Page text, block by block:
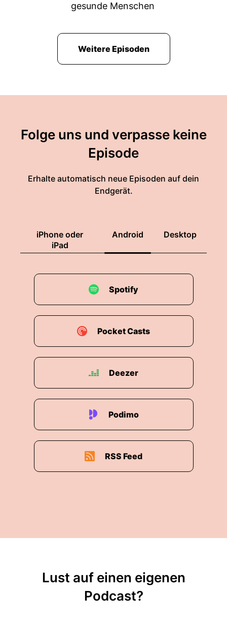
gesunde Menschen
Weitere Episoden
Folge uns und verpasse keine
Episode
Erhalte automatisch neue Episoden auf dein
Endgerät.
iPhone oder
iPad
Android Desktop
Spotify
Pocket Casts
Deezer
Podimo
RSS Feed
Lust auf einen eigenen
Podcast?